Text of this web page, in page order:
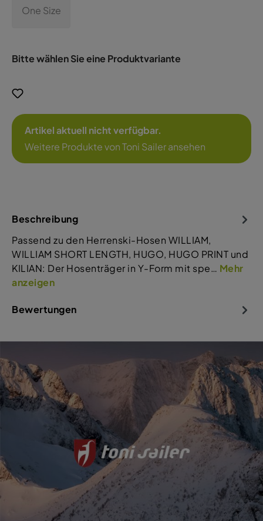
One Size
Bitte wählen Sie eine Produktvariante
Artikel aktuell nicht verfügbar.
Weitere Produkte von Toni Sailer ansehen
Beschreibung
Passend zu den Herrenski-Hosen WILLIAM,
WILLIAM SHORT LENGTH, HUGO, HUGO PRINT und
KILIAN: Der Hosenträger in Y-Form mit spe… Mehr
anzeigen
Bewertungen